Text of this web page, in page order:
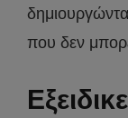
που δεν